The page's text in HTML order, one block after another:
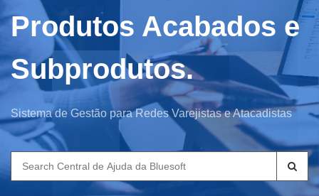
Produtos Acabados e
Subprodutos.
Sistema de Gestão para Redes Varejistas e Atacadistas
Search
for: